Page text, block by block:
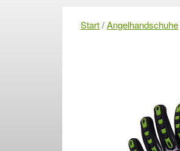
Start/Angelhandschuhe